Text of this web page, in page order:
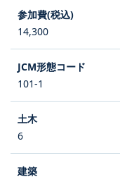
14,300
101-1
6